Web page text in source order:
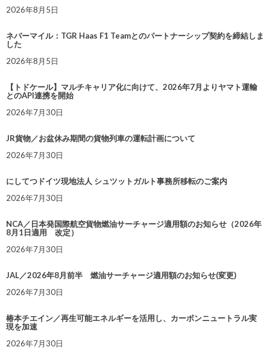
2026年8月5日
ネバーマイル：TGR Haas F1 Teamとのパートナーシップ契約を締結しま
した
2026年8月5日
【トドケール】マルチキャリア化に向けて、2026年7月よりヤマト運輸
とのAPI連携を開始
2026年7月30日
JR貨物／お盆休み期間の貨物列車の運転計画について
2026年7月30日
にしてつドイツ現地法人 シュツットガルト事務所移転のご案内
2026年7月30日
NCA／日本発国際航空貨物燃油サーチャージ適用額のお知らせ（2026年
8月1日適用 改定）
2026年7月30日
JAL／2026年8月前半 燃油サーチャージ適用額のお知らせ(変更)
2026年7月30日
椿本チエイン／再生可能エネルギーを活用し、カーボンニュートラル実
現を加速
2026年7月30日